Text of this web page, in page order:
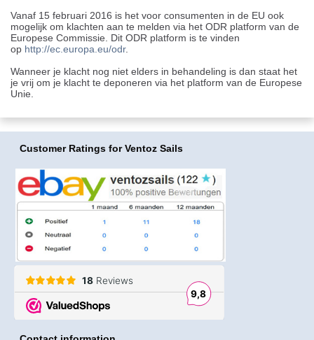
Vanaf 15 februari 2016 is het voor consumenten in de EU ook
mogelijk om klachten aan te melden via het ODR platform van de
Europese Commissie. Dit ODR platform is te vinden
op http://ec.europa.eu/odr.
Wanneer je klacht nog niet elders in behandeling is dan staat het
je vrij om je klacht te deponeren via het platform van de Europese
Unie.
Customer Ratings for Ventoz Sails